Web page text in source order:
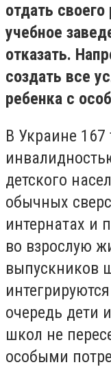
отдать
учебное
отказать.
создать все
ребенка с
В Украине 167
детского
обычных
интернатах и
во взрослую
выпускников
очередь дети
школ не
особыми